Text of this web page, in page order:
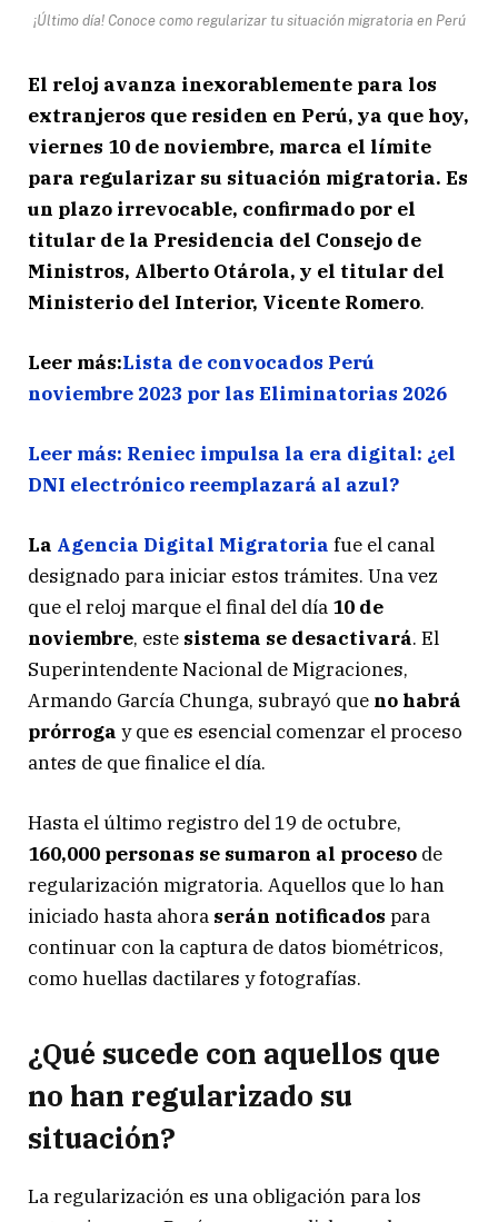
¡Último día! Conoce como regularizar tu situación migratoria en Perú
El reloj avanza inexorablemente para los
extranjeros que residen en Perú, ya que hoy,
viernes 10 de noviembre, marca el límite
para regularizar su situación migratoria. Es
un plazo irrevocable, confirmado por el
titular de la Presidencia del Consejo de
Ministros, Alberto Otárola, y el titular del
Ministerio del Interior, Vicente Romero.
Leer más:Lista de convocados Perú
noviembre 2023 por las Eliminatorias 2026
Leer más: Reniec impulsa la era digital: ¿el
DNI electrónico reemplazará al azul?
La Agencia Digital Migratoria fue el canal
designado para iniciar estos trámites. Una vez
que el reloj marque el final del día 10 de
noviembre, este sistema se desactivará. El
Superintendente Nacional de Migraciones,
Armando García Chunga, subrayó que no habrá
prórroga y que es esencial comenzar el proceso
antes de que finalice el día.
Hasta el último registro del 19 de octubre,
160,000 personas se sumaron al proceso de
regularización migratoria. Aquellos que lo han
iniciado hasta ahora serán notificados para
continuar con la captura de datos biométricos,
como huellas dactilares y fotografías.
¿Qué sucede con aquellos que
no han regularizado su
situación?
La regularización es una obligación para los